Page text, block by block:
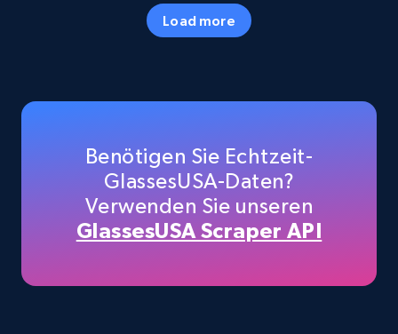
Specifications, Image urls, Top reviews, and
TikTok Shop
URL, Title, Available, Description, Currency, Initial
Load more
Benötigen Sie Echtzeit-
GlassesUSA-Daten?
Verwenden Sie unseren
GlassesUSA Scraper API